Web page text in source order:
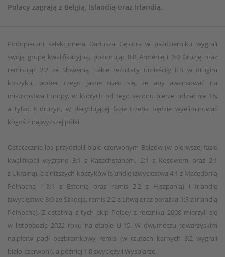
Polacy zagrają z Belgią, Islandią oraz Irlandią.
Podopieczni selekcjonera Dariusza Gęsiora w październiku wygrali
swoją grupę kwalifikacyjną, pokonując 8:0 Armenię i 3:0 Gruzję oraz
remisując 2:2 ze Słowenią. Takie rezultaty umieściły ich w drugim
koszyku, wobec czego jasne stało się, że aby awansować na
mistrzostwa Europy, w których od tego sezonu bierze udział nie 16,
a tylko 8 drużyn, w decydującej fazie trzeba będzie wyeliminować
kogoś z najwyższej półki.
Ostatecznie los przydzielił biało-czerwonym Belgów (w pierwszej fazie
kwalifikacji wygrane 3:1 z Kazachstanem, 2:1 z Kosowem oraz 2:1
z Ukrainą), a z niższych koszyków Islandię (zwycięstwa 4:1 z Macedonią
Północną i 3:1 z Estonią oraz remis 2:2 z Hiszpanią) i Irlandię
(zwycięstwo 3:0 ze Szkocją, remis 2:2 z Litwą oraz porażka 1:3 z Irlandią
Północną). Z ostatnią z tych ekip Polacy z rocznika 2008 mierzyli się
w listopadzie 2022 roku na etapie U-15. W dwumeczu towarzyskim
najpierw padł bezbramkowy remis (w rzutach karnych 3:2 wygrali
biało-czerwoni), a później 1:0 zwyciężyli Wyspiarze.